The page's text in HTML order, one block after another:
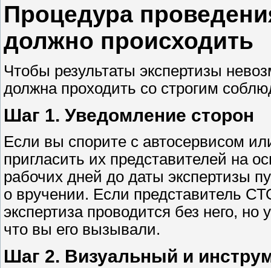
Процедура
должно происходить
Чтобы результаты экспертизы
должна проходить со строгим
Шаг 1. Уведомление сторон
Если вы спорите с автосервисом
пригласить их представителей на
рабочих дней до даты экспертизы
о вручении. Если представитель
экспертиза проводится без него, но
что вы его вызывали.
Шаг 2. Визуальный и